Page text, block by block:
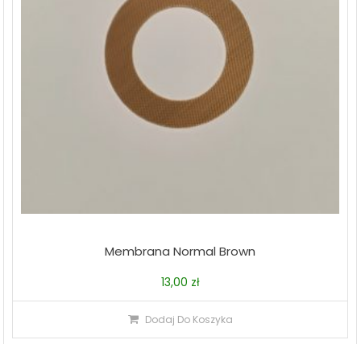
Membrana Normal Brown
13,00 zł
Dodaj Do Koszyka